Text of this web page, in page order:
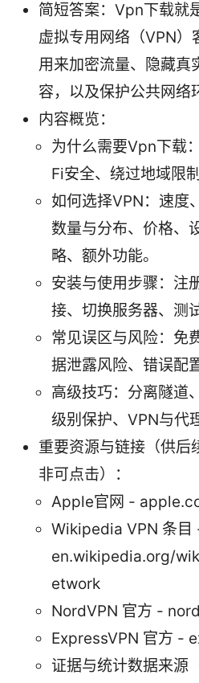
简短答案：Vpn下载就
虚拟专用网络（VPN）
用来加密流量、隐藏真
容，以及保护公共网络
内容概览：
为什么需要Vpn下载
Fi安全、绕过地域限
如何选择VPN：速度
数量与分布、价格、
略、额外功能。
安装与使用步骤：注
接、切换服务器、测试
常见误区与风险：免
据泄露风险、错误配
高级技巧：分离隧道
级别保护、VPN与代
重要资源与链接（供后
非可点击）：
Apple官网 -
Wikipedia VPN 条目
en.wikipedia.org/
etwork
NordVPN 官方 -
ExpressVPN 官方 -
证据与统计数据来源